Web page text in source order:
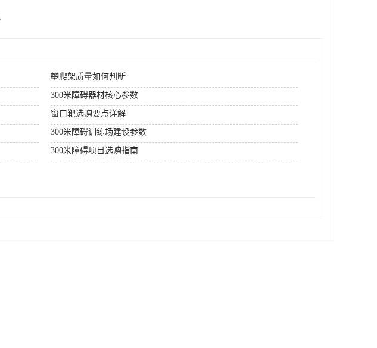
攀爬架质量如何判断
300米障碍器材核心参数
窗口靶选购要点详解
300米障碍训练场建设参数
300米障碍项目选购指南